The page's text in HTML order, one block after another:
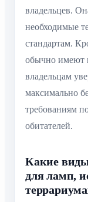
владельцев.
необходимые
стандартам.
обычно имеют
владельцам
максимально
требованиям
обитателей.
Какие
для ламп,